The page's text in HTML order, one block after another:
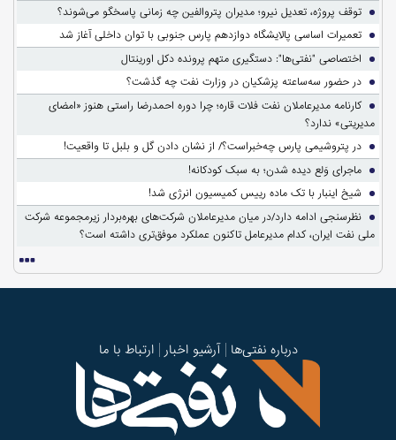
توقف پروژه، تعدیل نیرو؛ مدیران پتروالفین چه زمانی پاسخگو می‌شوند؟
تعمیرات اساسی پالایشگاه دوازدهم پارس جنوبی با توان داخلی آغاز شد
اختصاصی "نفتی‌ها": دستگیری متهم پرونده دکل اورینتال
در حضور سه‌ساعته پزشکیان در وزارت نفت چه گذشت؟
کارنامه مدیرعاملان نفت فلات قاره؛ چرا دوره احمدرضا راستی هنوز «امضای
مدیریتی» ندارد؟
در پتروشیمی پارس چه‌خبراست؟/ از نشان دادن گل و بلبل تا واقعیت!
ماجرای وَلع دیده شدن؛ به سبک کودکانه!
شیخ اینبار با تک ماده رییس کمیسیون انرژی شد!
نظرسنجی ادامه دارد/در میان مدیرعاملان شرکت‌های بهره‌بردار زیرمجموعه شرکت
ملی نفت ایران، کدام مدیرعامل تاکنون عملکرد موفق‌تری داشته است؟
درباره نفتی‌ها آرشیو اخبار ارتباط با ما